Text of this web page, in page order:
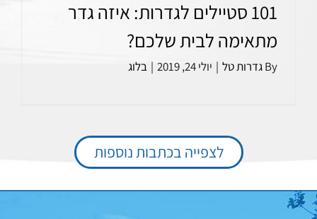
101 סטיילים לגדרות: איזה גדר
מתאימה לבית שלכם?
Byגדרות טל | יולי 24, 2019 | בלוג
לצפייה בכתבות נוספות